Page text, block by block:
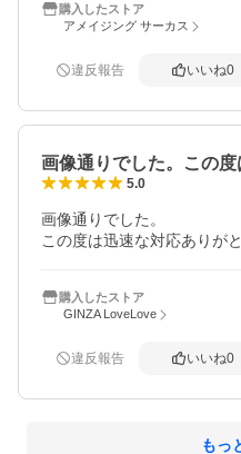
購入したストア
アメイジング サーカス
違反報告 いいね0
画像通りでした。この
5.0
画像通りでした。
この度は迅速な対応ありが
購入したストア
GINZA LoveLove
違反報告 いいね0
もっ